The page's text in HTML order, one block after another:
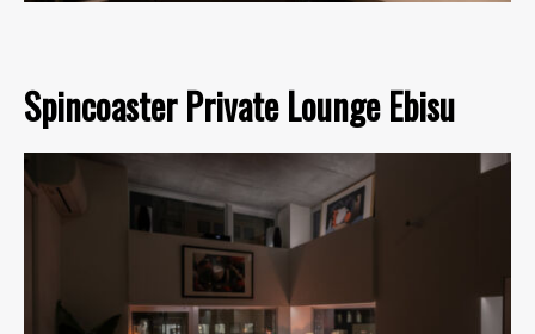
Spincoaster Private Lounge Ebisu